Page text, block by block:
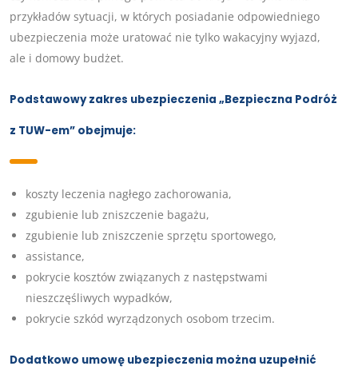
przykładów sytuacji, w których posiadanie odpowiedniego
ubezpieczenia może uratować nie tylko wakacyjny wyjazd,
ale i domowy budżet.
Podstawowy zakres ubezpieczenia „Bezpieczna Podróż
z TUW-em” obejmuje:
koszty leczenia nagłego zachorowania,
zgubienie lub zniszczenie bagażu,
zgubienie lub zniszczenie sprzętu sportowego,
assistance,
pokrycie kosztów związanych z następstwami
nieszczęśliwych wypadków,
pokrycie szkód wyrządzonych osobom trzecim.
Dodatkowo umowę ubezpieczenia można uzupełnić